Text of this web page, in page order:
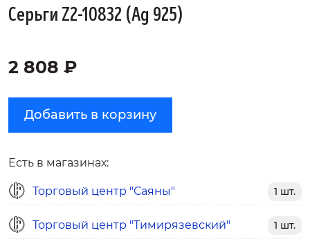
Серьги Z2-10832 (Ag 925)
2 808 ₽
Добавить в корзину
Есть в магазинах:
Торговый центр "Саяны" 1 шт.
Торговый центр "Тимирязевский" 1 шт.